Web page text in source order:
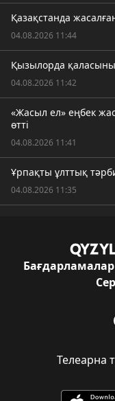
Қазақстанда
04.08.2026 11:44
Қызылорда
04.08.2026 11:42
«Жасыл ел» еңбек
өтті
04.08.2026 11:41
Ұрпақты ұлттық
04.08.2026 11:35
Бағдарламалар
Телеарна